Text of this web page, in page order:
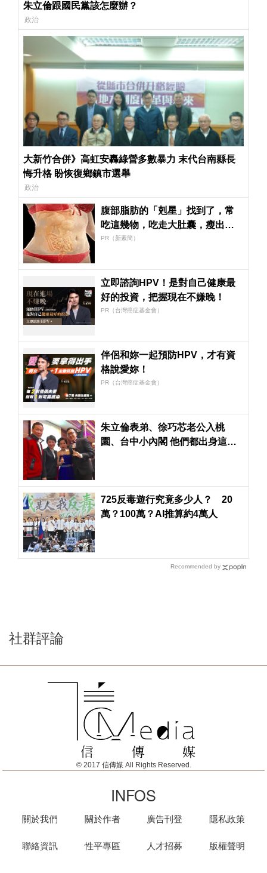
朱立倫跟國民黨該怎麼辦？
政治
大新竹合併》高虹安轟綠營多數暴力 末代台南縣長
悔升格 盼恢復鄉鎮市選舉
政治
腹部脂肪的「剋星」找到了，常
吃這幾物，吃走大肚囊，瘦出小
蠻腰
PR（新素簡）
立即諮詢HPV！是對自己健康最
好的投資，把握現在不嫌晚！
PR（台灣癌症基金會）
伴侶和妳一起預防HPV，才有資
格說愛妳！
PR（台灣癌症基金會）
朱立倫表弟、徐巧芯老公入桃
園、台中小內閣 他們都出身這家
725反毒遊行究竟多少人？ 20
萬？100萬？AI推算約4萬人
Recommended by
社群評論
© 2017 信傳媒 All Rights Reserved.
INFOS
關於我們
聯絡資訊
關於作者
性平專區
廣告刊登
人才招募
隱私政策
版權聲明